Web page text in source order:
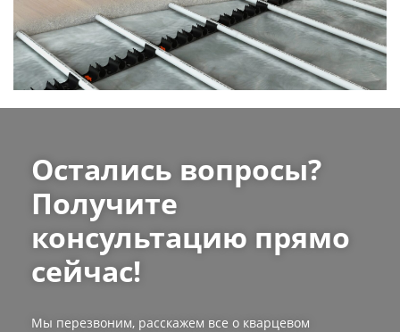
Остались вопросы?
Получите
консультацию прямо
сейчас!
Мы перезвоним, расскажем все о кварцевом